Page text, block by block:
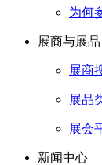
为何
展商与展品
展商
展品
展会
新闻中心